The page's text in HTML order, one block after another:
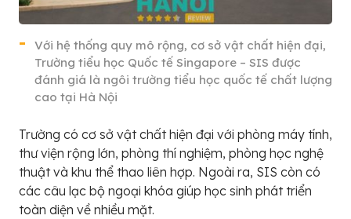
Với hệ thống quy mô rộng, cơ sở vật chất hiện đại,
Trường tiểu học Quốc tế Singapore – SIS được
đánh giá là ngôi trường tiểu học quốc tế chất lượng
cao tại Hà Nội
Trường có cơ sở vật chất hiện đại với phòng máy tính,
thư viện rộng lớn, phòng thí nghiệm, phòng học nghệ
thuật và khu thể thao liên hợp. Ngoài ra, SIS còn có
các câu lạc bộ ngoại khóa giúp học sinh phát triển
toàn diện về nhiều mặt.